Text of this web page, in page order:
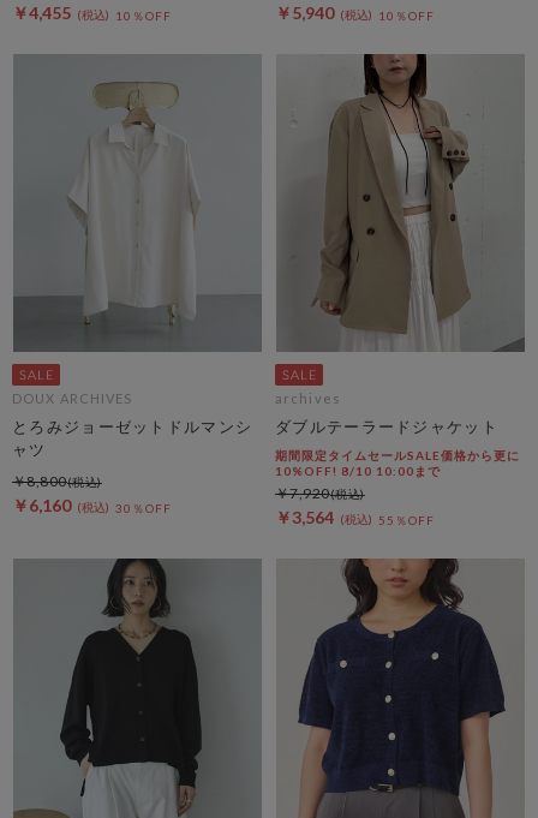
￥4,455 10％OFF ￥5,940 10％OFF
DOUX ARCHIVES
とろみジョーゼットドルマンシ
ャツ
￥6,160 30％OFF
￥8,800
archives
ダブルテーラードジャケット
期間限定タイムセールSALE価格から更に
10%OFF! 8/10 10:00まで
￥3,564 55％OFF
￥7,920